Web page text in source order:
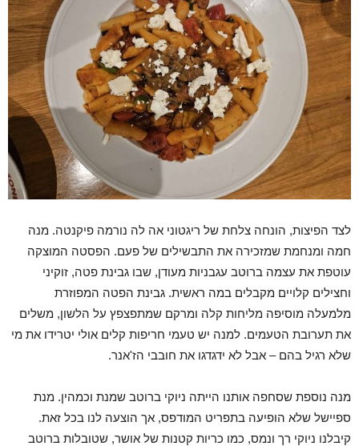
לצד הפיצות, הונחה צלחת של ריגטוני אה לה נורמה פיקנטה. מנה
חמה ומנחמת שמזכירה את התבשילים של פעם. הפסטה המוצקה
עוטפת את עצמה ברוטב עגבניות מעודן, שבו גבינת פטה, זוקיני
וחצילים קלויים מקבלים במה ראשית. גבינת הפטה המפוזרת
מלמעלה מוסיפה מליחות קלה ומרקם שמתפצפץ על הלשון, משלים
את תערובת הטעמים. למנה יש טעמי חריפות קלים אולי יטרידו את מי
שלא רגיל בהם – אבל לא ידגדגו את חובבי הז'אנר.
מנה נוספת שסחפה אותנו הייתה ניוקי ברוטב שמנת וכמהין. מנת
ספיישל שלא הופיעה בתפריט המודפס, אך הוצעה לנו בכל זאת.
קיבלנו ניוקי רך ונמס, כמו כריות קטנות של אושר, שטובלות ברוטב